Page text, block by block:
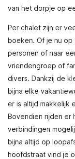
van het dorpje op
Per chalet zijn er
boeken. Of je nu
personen of naar
vriendengroep of
divers. Dankzij de
bijna elke
er is altijd makkelijk
Bovendien rijden er
verbindingen
bijna altijd op
hoofdstraat vind je